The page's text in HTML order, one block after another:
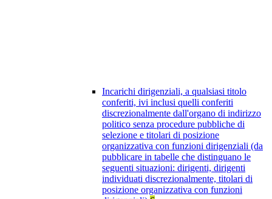
Incarichi dirigenziali, a qualsiasi titolo
conferiti, ivi inclusi quelli conferiti
discrezionalmente dall'organo di indirizzo
politico senza procedure pubbliche di
selezione e titolari di posizione
organizzativa con funzioni dirigenziali (da
pubblicare in tabelle che distinguano le
seguenti situazioni: dirigenti, dirigenti
individuati discrezionalmente, titolari di
posizione organizzativa con funzioni